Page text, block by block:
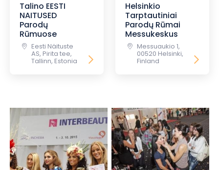
Talino EESTI
NAITUSED
Parodų
Rūmuose
Eesti Näituste
AS, Pirita tee,
Tallinn, Estonia
Helsinkio
Tarptautiniai
Parodų Rūmai
Messukeskus
Messuaukio 1,
00520 Helsinki,
Finland